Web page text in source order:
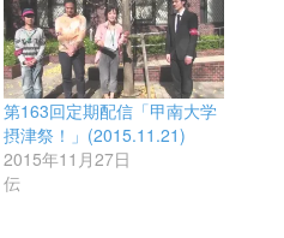
第163回定期配信「甲南大学
摂津祭！」(2015.11.21)
2015年11月27日
伝